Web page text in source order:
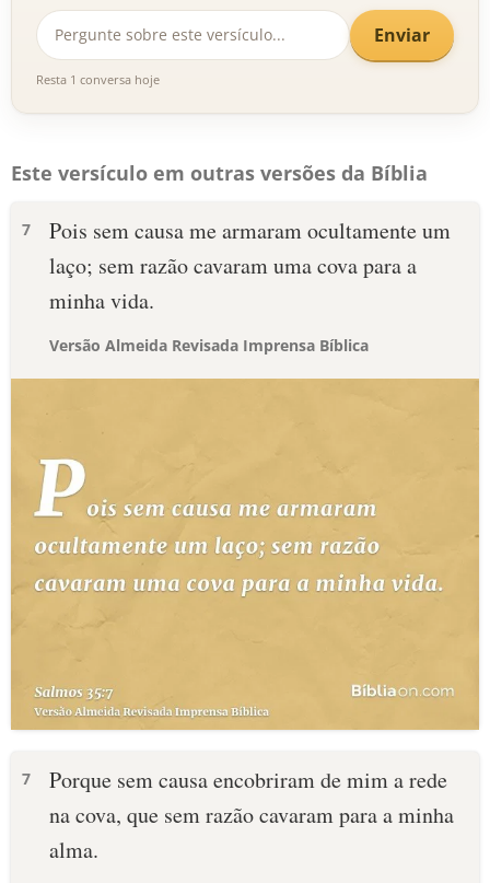
Enviar
Resta 1 conversa hoje
Este versículo em outras versões da Bíblia
7
Pois sem causa me armaram ocultamente um
laço; sem razão cavaram uma cova para a
minha vida.
Versão Almeida Revisada Imprensa Bíblica
7
Porque sem causa encobriram de mim a rede
na cova, que sem razão cavaram para a minha
alma.